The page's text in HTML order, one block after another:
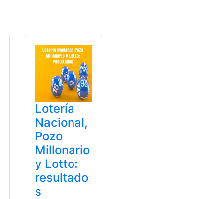
Lotería
Nacional,
Pozo
Millonario
y Lotto:
resultado
s